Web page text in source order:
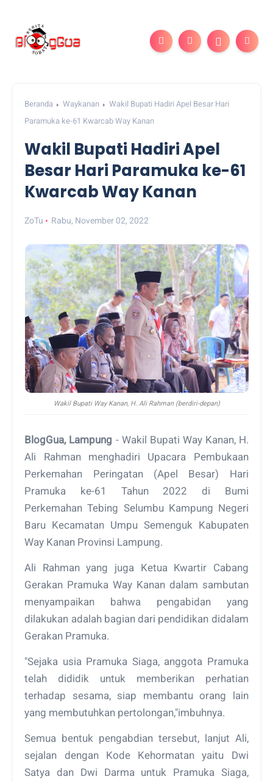
Beranda Waykanan
Wakil Bupati Hadiri Apel Besar Hari
Paramuka ke-61 Kwarcab Way Kanan
Wakil Bupati Hadiri Apel
Besar Hari Paramuka ke-61
Kwarcab Way Kanan
ZoTu Rabu, November 02, 2022
Wakil Bupati Way Kanan, H. Ali Rahman (berdiri-depan)
BlogGua, Lampung - Wakil Bupati Way Kanan, H.
Ali Rahman menghadiri Upacara Pembukaan
Perkemahan Peringatan (Apel Besar) Hari
Pramuka ke-61 Tahun 2022 di Bumi
Perkemahan Tebing Selumbu Kampung Negeri
Baru Kecamatan Umpu Semenguk Kabupaten
Way Kanan Provinsi Lampung.
Ali Rahman yang juga Ketua Kwartir Cabang
Gerakan Pramuka Way Kanan dalam sambutan
menyampaikan bahwa pengabidan yang
dilakukan adalah bagian dari pendidikan didalam
Gerakan Pramuka.
"Sejaka usia Pramuka Siaga, anggota Pramuka
telah dididik untuk memberikan perhatian
terhadap sesama, siap membantu orang lain
yang membutuhkan pertolongan,"imbuhnya.
Semua bentuk pengabdian tersebut, lanjut Ali,
sejalan dengan Kode Kehormatan yaitu Dwi
Satya dan Dwi Darma untuk Pramuka Siaga,